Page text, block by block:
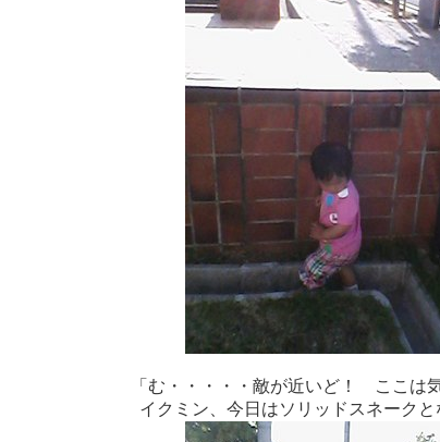
「む・・・・・敵が近いど！ ここは
イクミン、今日はソリッドスネークと